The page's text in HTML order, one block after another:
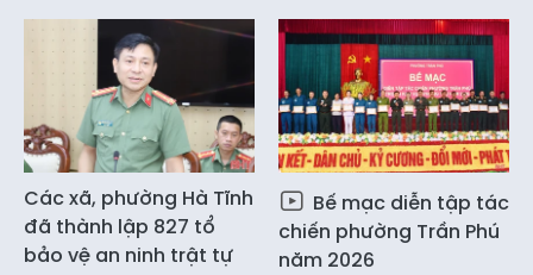
Các xã, phường Hà Tĩnh
đã thành lập 827 tổ
bảo vệ an ninh trật tự
Bế mạc diễn tập tác
chiến phường Trần Phú
năm 2026